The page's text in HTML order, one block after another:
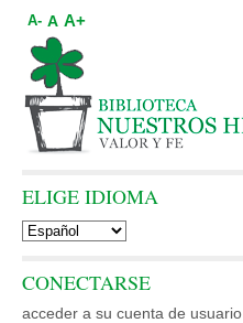
A- A A+
ELIGE IDIOMA
CONECTARSE
acceder a su cuenta de usuario